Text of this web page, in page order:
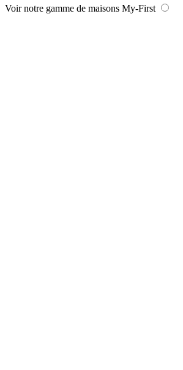
Voir notre gamme de maisons My-First